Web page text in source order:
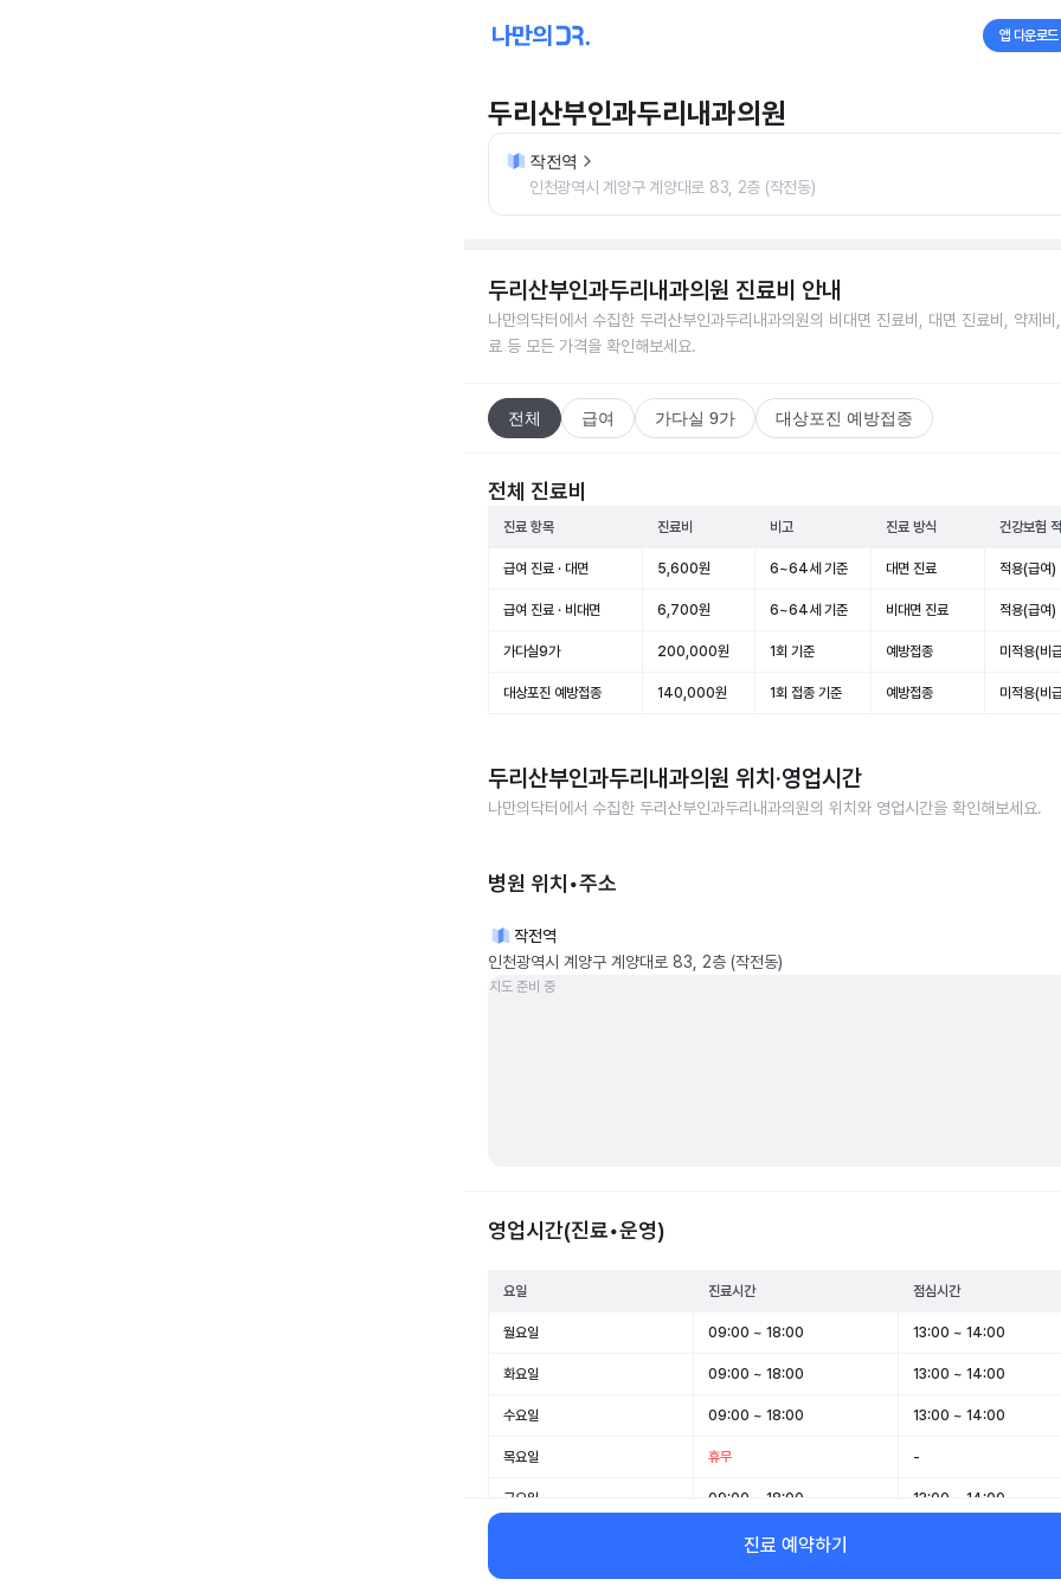
앱 다운로드
두리산부인과두리내과의원
작전역
인천광역시 계양구 계양대로 83, 2층 (작전동)
두리산부인과두리내과의원 진료비 안내
나만의닥터에서 수집한 두리산부인과두리내과의원의 비대면 진료비, 대면 진료비, 약제비
료 등 모든 가격을 확인해보세요.
전체 급여 가다실 9가 대상포진 예방접종
전체 진료비
진료 항목 진료비 비고 진료 방식 건강보험
급여 진료 · 대면 5,600원 6~64세 기준 대면 진료 적용(급여)
급여 진료 · 비대면 6,700원 6~64세 기준 비대면 진료 적용(급여)
가다실9가 200,000원 1회 기준 예방접종 미적용(비
대상포진 예방접종 140,000원 1회 접종 기준 예방접종 미적용(비
두리산부인과두리내과의원 위치·영업시간
나만의닥터에서 수집한 두리산부인과두리내과의원의 위치와 영업시간을 확인해보세요.
병원 위치•주소
작전역
인천광역시 계양구 계양대로 83, 2층 (작전동)
지도 준비 중
영업시간(진료•운영)
요일 진료시간 점심시간
월요일 09:00 ~ 18:00 13:00 ~ 14:00
화요일 09:00 ~ 18:00 13:00 ~ 14:00
수요일 09:00 ~ 18:00 13:00 ~ 14:00
목요일 휴무 -
금요일 09:00 ~ 18:00 13:00 ~ 14:00
09:00 ~ 13:00
일요일 휴무 -
진료 예약하기